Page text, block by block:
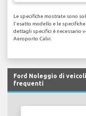
Le specifiche mostrate sono
l'esatto modello e le specifiche
dettagli specifici è necessario
Aeroporto Calvi.
Ford Noleggio di
frequenti